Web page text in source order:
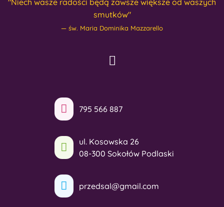
smutków"
św. Maria Dominika Mazzarello
795 566 887
ul. Kosowska 26
08-300 Sokołów Podlaski
przedsal@gmail.com